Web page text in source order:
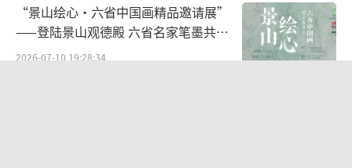
的鲁迅，心情应当不会太好，或许简直可以
用“沮丧”二字来形容吧。
“景山绘心・六省中国画精品邀请展”
——登陆景山观德殿 六省名家笔墨共绘
中轴雅韵
2026-07-10 19:28:34